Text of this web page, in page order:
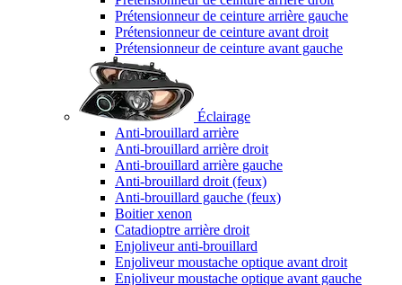
Prétensionneur de ceinture arrière gauche
Prétensionneur de ceinture avant droit
Prétensionneur de ceinture avant gauche
Éclairage
Anti-brouillard arrière
Anti-brouillard arrière droit
Anti-brouillard arrière gauche
Anti-brouillard droit (feux)
Anti-brouillard gauche (feux)
Boitier xenon
Catadioptre arrière droit
Enjoliveur anti-brouillard
Enjoliveur moustache optique avant droit
Enjoliveur moustache optique avant gauche